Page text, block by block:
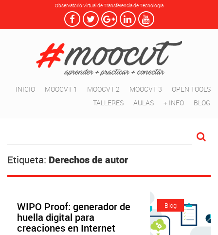
Observatorio Virtual de Transferencia de Tecnología
INICIO MOOCVT 1 MOOCVT 2 MOOCVT 3
OPEN TOOLS
TALLERES
AULAS + INFO BLOG
Etiqueta: Derechos de autor
WIPO Proof: generador de
huella digital para
creaciones en Internet
Blog